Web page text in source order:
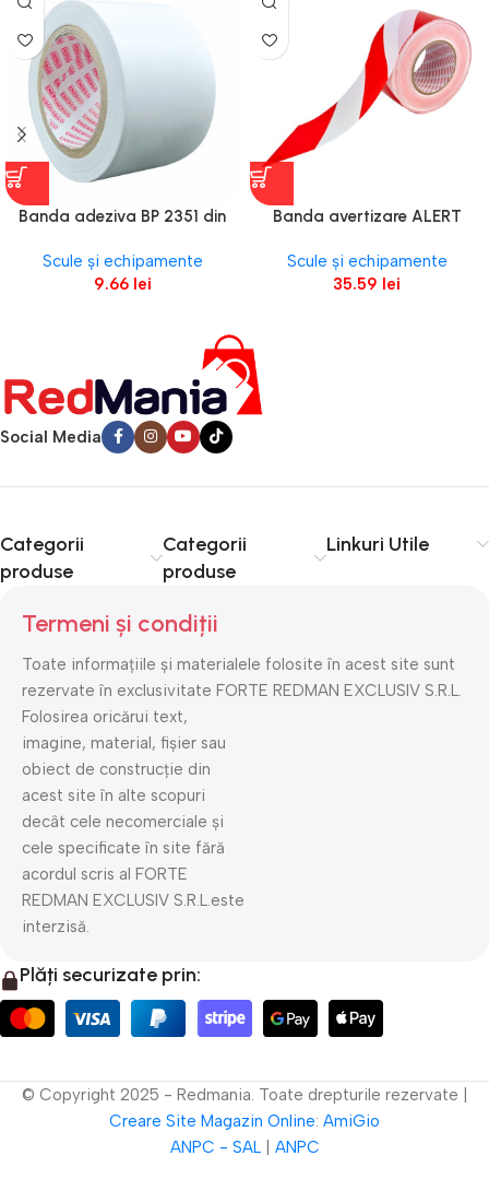
Banda adeziva BP 2351 din
g-0.13mm pentru matisat
instalatii HVAC ENERGO
Scule și echipamente
9.66 lei
Banda avertizare ALERT
latime 70mm L-200m g-
0.05mm pentru delimitare
Scule și echipamente
35.59 lei
Social Media
Categorii
produse
Categorii
produse
Linkuri Utile
Termeni și condiții
Toate informațiile și materialele folosite în acest site sunt
rezervate în exclusivitate FORTE REDMAN EXCLUSIV S.R.L.
Folosirea oricărui text,
imagine, material, fișier sau
obiect de construcție din
acest site în alte scopuri
decât cele necomerciale și
cele specificate în site fără
acordul scris al FORTE
REDMAN EXCLUSIV S.R.L.este
interzisă.
Plăți securizate prin:
© Copyright 2025 - Redmania. Toate drepturile rezervate |
Creare Site Magazin Online: AmiGio
ANPC - SAL| ANPC